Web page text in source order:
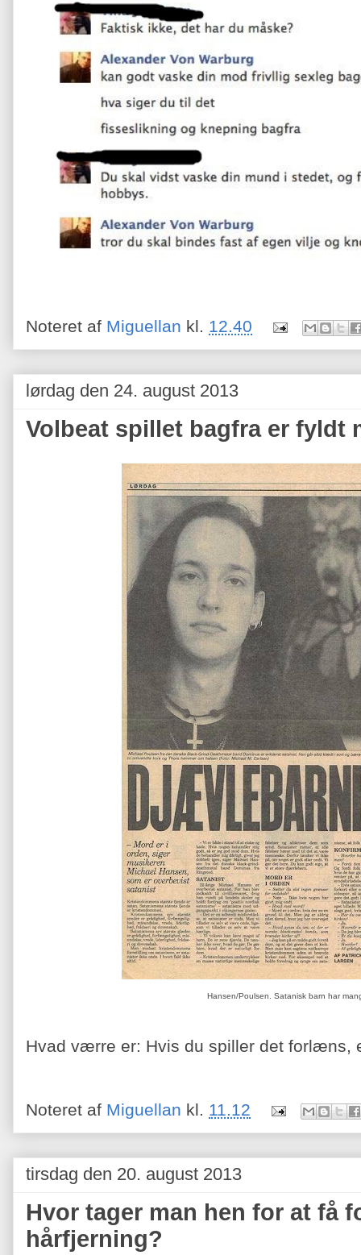
Noteret af Miguellan kl. 12.40
lørdag den 24. august 2013
Volbeat spillet bagfra er fyldt
Hansen/Poulsen. Satanisk barn har
Hvad værre er: Hvis du spiller det forlæns,
Noteret af Miguellan kl. 11.12
tirsdag den 20. august 2013
Hvor tager man hen for at få
hårfjerning?